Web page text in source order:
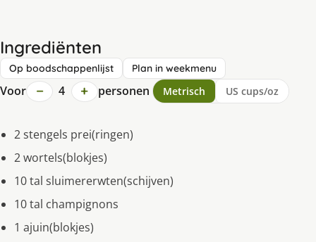
Ingrediënten
Op boodschappenlijst Plan in weekmenu
Voor − 4 + personen Metrisch US cups/oz
2 stengels prei(ringen)
2 wortels(blokjes)
10 tal sluimererwten(schijven)
10 tal champignons
1 ajuin(blokjes)